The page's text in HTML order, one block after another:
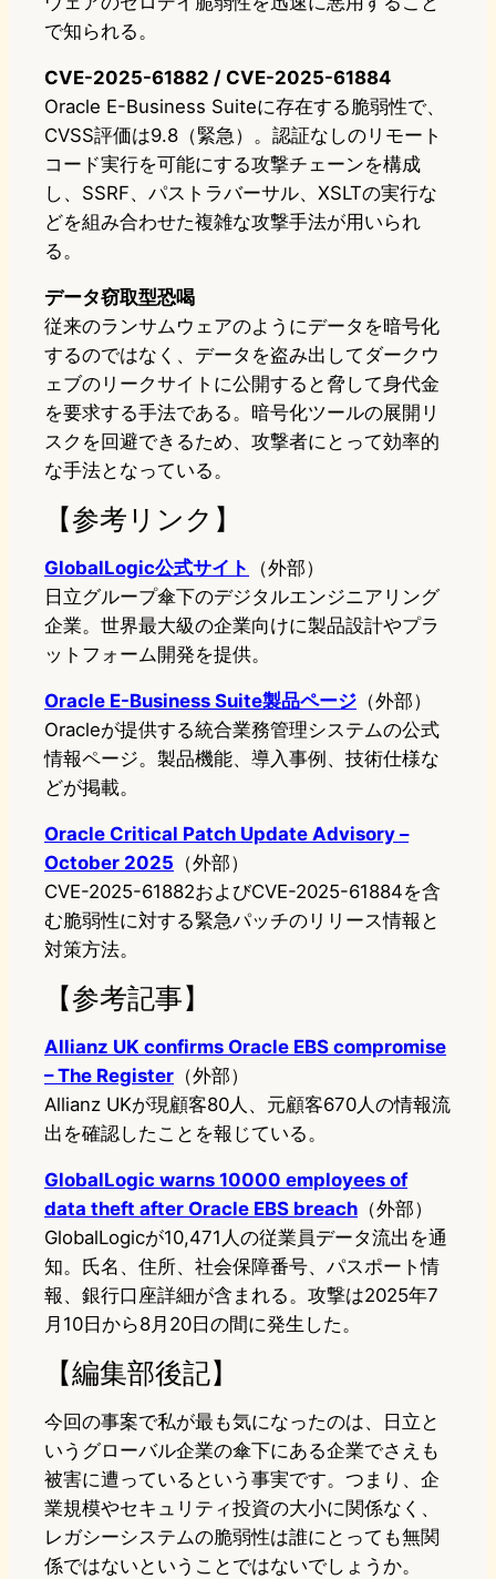
で知られる。
CVE-2025-61882 / CVE-2025-61884
Oracle E-Business Suiteに存在する脆弱性で、
CVSS評価は9.8（緊急）。認証なしのリモート
コード実行を可能にする攻撃チェーンを構成
し、SSRF、パストラバーサル、XSLTの実行な
どを組み合わせた複雑な攻撃手法が用いられ
る。
データ窃取型恐喝
従来のランサムウェアのようにデータを暗号化
するのではなく、データを盗み出してダークウ
ェブのリークサイトに公開すると脅して身代金
を要求する手法である。暗号化ツールの展開リ
スクを回避できるため、攻撃者にとって効率的
な手法となっている。
【参考リンク】
GlobalLogic公式サイト
（外部）
日立グループ傘下のデジタルエンジニアリング
企業。世界最大級の企業向けに製品設計やプラ
ットフォーム開発を提供。
Oracle E-Business Suite製品ページ （外部）
Oracleが提供する統合業務管理システムの公式
情報ページ。製品機能、導入事例、技術仕様な
どが掲載。
Oracle Critical Patch Update Advisory –
October 2025 （外部）
CVE-2025-61882およびCVE-2025-61884を含
む脆弱性に対する緊急パッチのリリース情報と
対策方法。
【参考記事】
Allianz UK confirms Oracle EBS compromise
– The Register （外部）
Allianz UKが現顧客80人、元顧客670人の情報流
出を確認したことを報じている。
GlobalLogic warns 10000 employees of
data theft after Oracle EBS breach （外部）
GlobalLogicが10,471人の従業員データ流出を通
知。氏名、住所、社会保障番号、パスポート情
報、銀行口座詳細が含まれる。攻撃は2025年7
月10日から8月20日の間に発生した。
【編集部後記】
今回の事案で私が最も気になったのは、日立と
いうグローバル企業の傘下にある企業でさえも
被害に遭っているという事実です。つまり、企
業規模やセキュリティ投資の大小に関係なく、
レガシーシステムの脆弱性は誰にとっても無関
係ではないということではないでしょうか。